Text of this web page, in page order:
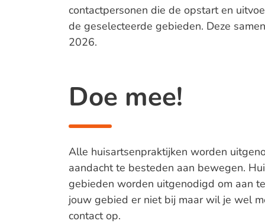
contactpersonen die de opstart en
de geselecteerde gebieden. Deze
2026.
Doe mee!
Alle huisartsenpraktijken worden
aandacht te besteden aan bewegen.
gebieden worden uitgenodigd om aan
jouw gebied er niet bij maar wil je wel
contact op.